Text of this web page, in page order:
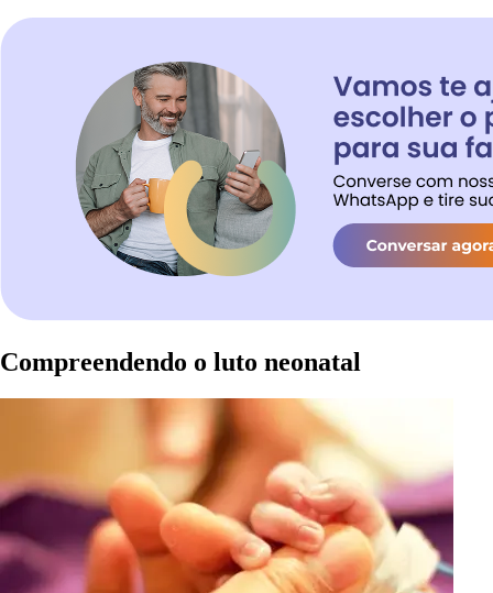
Compreendendo o luto neonatal